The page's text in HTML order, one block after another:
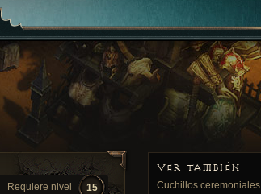
VER TAMBIÉN
Cuchillos ceremoniales
Requiere nivel 15